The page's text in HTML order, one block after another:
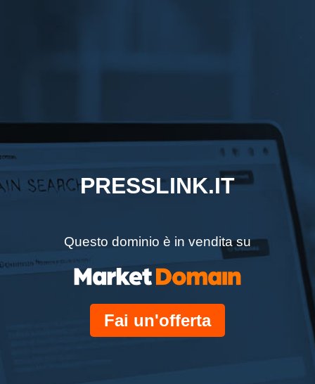
PRESSLINK.IT
Questo dominio è in vendita su
Fai un'offerta